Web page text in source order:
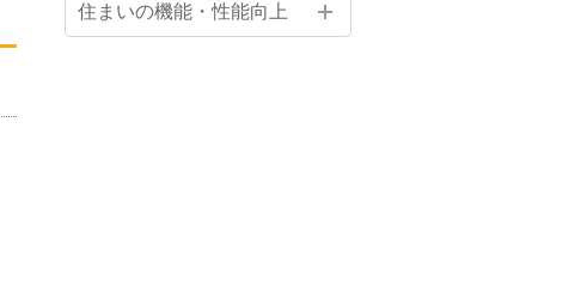
住まいの機能・性能向上